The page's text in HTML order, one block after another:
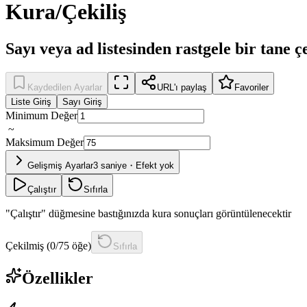
Kura/Çekiliş
Sayı veya ad listesinden rastgele bir tane
Kaydedilen Ayarlar URL'ı paylaş
Favoriler
Liste Giriş
Sayı Giriş
Minimum Değer
~
Maksimum Değer
Gelişmiş Ayarlar3 saniye・Efekt yok
Çalıştır Sıfırla
"Çalıştır" düğmesine bastığınızda kura sonuçları görüntülenecektir
Çekilmiş (0/75 öğe) Sıfırla
Özellikler